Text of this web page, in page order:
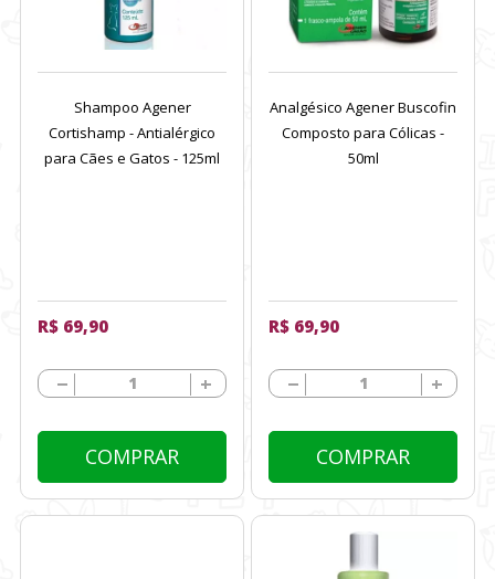
Shampoo Agener
Cortishamp - Antialérgico
para Cães e Gatos - 125ml
R$ 69,90
COMPRAR
Analgésico Agener Buscofin
Composto para Cólicas -
50ml
R$ 69,90
COMPRAR